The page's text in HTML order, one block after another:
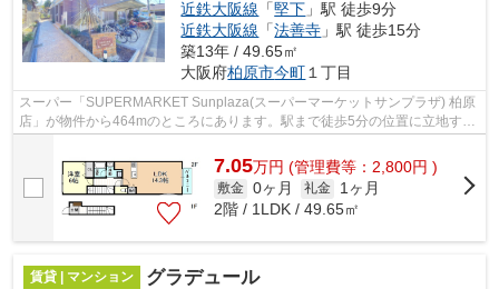
近鉄大阪線 「堅下 」駅 徒歩9分
近鉄大阪線 「法善寺 」駅 徒歩15分
築13年 / 49.65㎡
大阪府柏原市今町 １丁目
スーパー「SUPERMARKET Sunplaza(スーパーマーケットサンプラザ) 柏原
店」が物件から464mのところにあります。駅まで徒歩5分の位置に立地す
る、アクセス良好な物件です。賃料が月7.05...
7.05万円 (管理費等：2,800円 )
敷金 0ヶ月 礼金
1ヶ月
2階 / 1LDK / 49.65㎡
賃貸 | マンション グラデュール